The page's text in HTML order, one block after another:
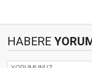
HABERE